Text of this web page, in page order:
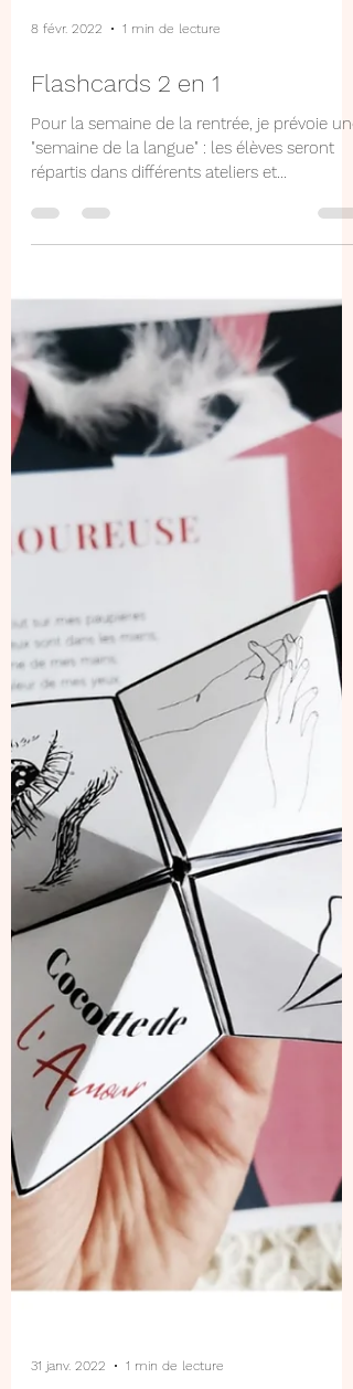
8 févr. 2022 1 min de lecture
Flashcards 2 en 1
Pour la semaine de la rentrée, je prévoie une
"semaine de la langue" : les élèves seront
répartis dans différents ateliers et
tourneront...